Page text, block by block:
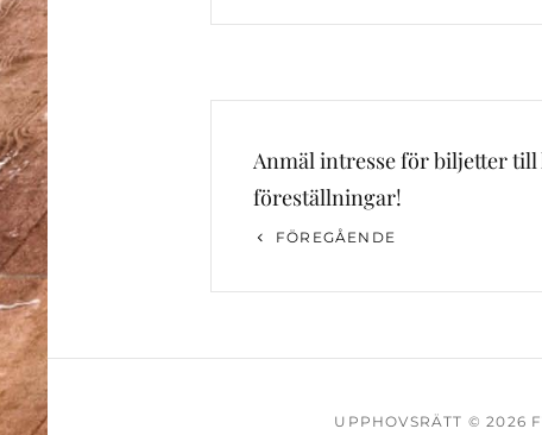
Anmäl intresse för biljetter till
föreställningar!
Föregående
FÖREGÅENDE
UPPHOVSRÄTT © 2026